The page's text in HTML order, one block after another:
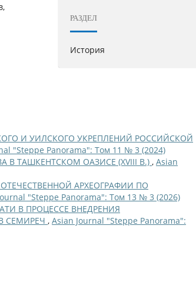
РАЗДЕЛ
История
И УИЛСКОГО УКРЕПЛЕНИЙ РОССИЙСКОЙ
"Steppe Panorama": Том 11 № 3 (2024)
В ТАШКЕНТСКОМ ОАЗИСЕ (XVIII В.) , Asian
АРХЕОГРАФИИ ПО
"Steppe Panorama": Том 13 № 3 (2026)
В ПРОЦЕССЕ ВНЕДРЕНИЯ
СЕМИРЕЧ , Asian Journal "Steppe Panorama":